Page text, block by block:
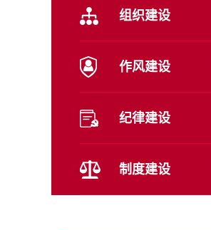
组织建设
作风建设
纪律建设
制度建设